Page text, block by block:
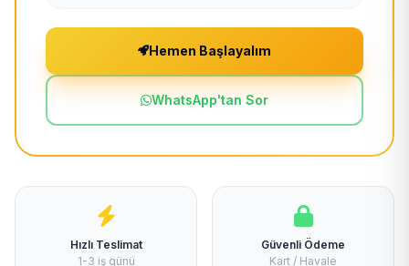
Hemen Başlayalım
WhatsApp'tan Sor
Hızlı Teslimat
1-3 iş günü
Güvenli Ödeme
Kart / Havale